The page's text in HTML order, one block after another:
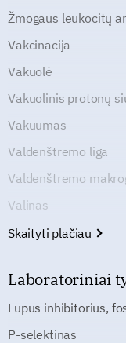
Žmogaus leukocitų
Vakcinacija
Vakuolė
Vakuolinis protonų
Vakuumas
Valdenštremo liga
Valdenštremo
Valinas
Skaityti plačiau
Laboratoriniai
Lupus inhibitorius,
P-selektinas